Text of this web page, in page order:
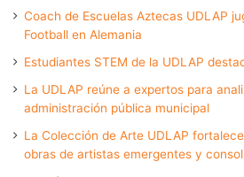
Coach de Escuelas Aztecas UDLAP
Football en Alemania
Estudiantes STEM de la UDLAP
La UDLAP reúne a expertos para
administración pública municipal
La Colección de Arte UDLAP
obras de artistas emergentes y